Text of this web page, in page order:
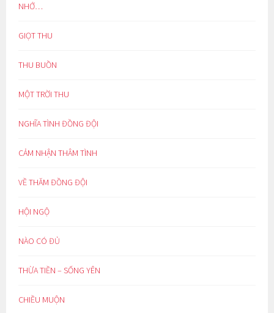
NHỚ…
GIỌT THU
THU BUỒN
MỘT TRỜI THU
NGHĨA TÌNH ĐỒNG ĐỘI
CẢM NHẬN THÂM TÌNH
VỀ THĂM ĐỒNG ĐỘI
HỘI NGỘ
NÀO CÓ ĐỦ
THỪA TIỀN – SỐNG YÊN
CHIỀU MUỘN